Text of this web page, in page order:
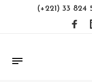
(+221) 33 824